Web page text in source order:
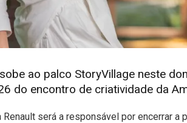
ao palco StoryVillage neste
do encontro de criatividade da
Renault será a responsável por encerrar a